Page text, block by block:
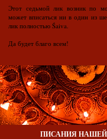
Этот седьмой лик возник по
может вписаться ни в один из
лик полностью Śaiva.
Да будет благо всем!
ПИСАНИЯ НАШЕЙ